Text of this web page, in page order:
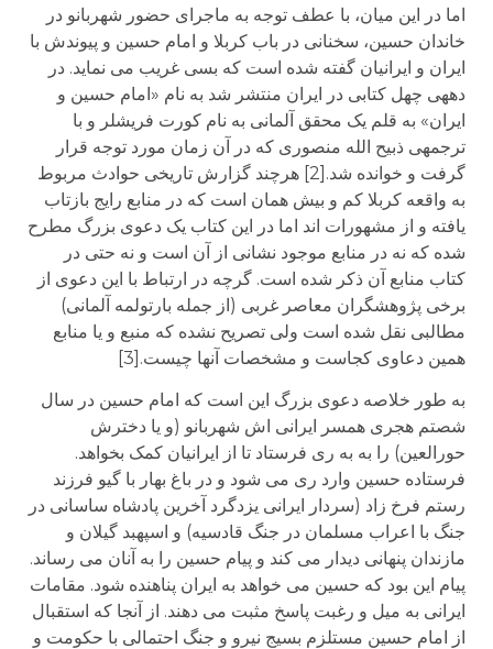
اما در این میان، با عطف توجه به ماجرای حضور شهربانو در
خاندان حسین، سخنانی در باب کربلا و امام حسین و پیوندش با
ایران و ایرانیان گفته شده است که بسی غریب می نماید. در
دهه­ی چهل کتابی در ایران منتشر شد به نام «امام حسین و
ایران» به قلم یک محقق آلمانی به نام کورت فریشلر و با
ترجمه­ی ذبیح الله منصوری که در آن زمان مورد توجه قرار
گرفت و خوانده شد.[2] هرچند گزارش تاریخی حوادث مربوط
به واقعه کربلا کم و بیش همان است که در منابع رایج بازتاب
یافته و از مشهورات اند اما در این کتاب یک دعوی بزرگ مطرح
شده که نه در منابع موجود نشانی از آن است و نه حتی در
کتاب منابع آن ذکر شده است. گرچه در ارتباط با این دعوی از
برخی پژوهشگران معاصر غربی (از جمله بارتولمه آلمانی)
مطالبی نقل شده است ولی تصریح نشده که منبع و یا منابع
همین دعاوی کجاست و مشخصات آنها چیست.[3]
به طور خلاصه دعوی بزرگ این است که امام حسین در سال
شصتم هجری همسر ایرانی اش شهربانو (و یا دخترش
حورالعین) را به به ری فرستاد تا از ایرانیان کمک بخواهد.
فرستاده حسین وارد ری می شود و در باغ بهار با گیو فرزند
رستم فرخ زاد (سردار ایرانی یزدگرد آخرین پادشاه ساسانی در
جنگ با اعراب مسلمان در جنگ قادسیه) و اسپهبد گیلان و
مازندان پنهانی دیدار می کند و پیام حسین را به آنان می رساند.
پیام این بود که حسین می خواهد به ایران پناهنده شود. مقامات
ایرانی به میل و رغبت پاسخ مثبت می دهند. از آنجا که استقبال
از امام حسین مستلزم بسیج نیرو و جنگ احتمالی با حکومت و